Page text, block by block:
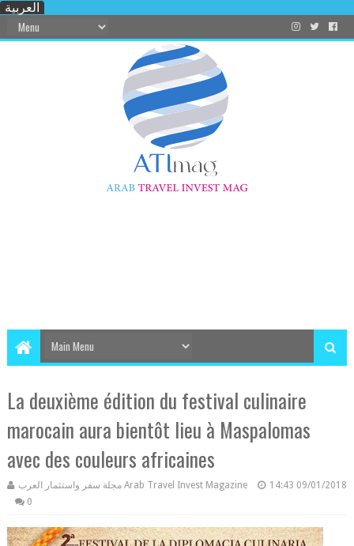
العربية
La deuxième édition du festival culinaire
marocain aura bientôt lieu à Maspalomas
avec des couleurs africaines
مجلة سفر واستثمار العرب Arab Travel Invest Magazine 14:43 09/01/2018
0